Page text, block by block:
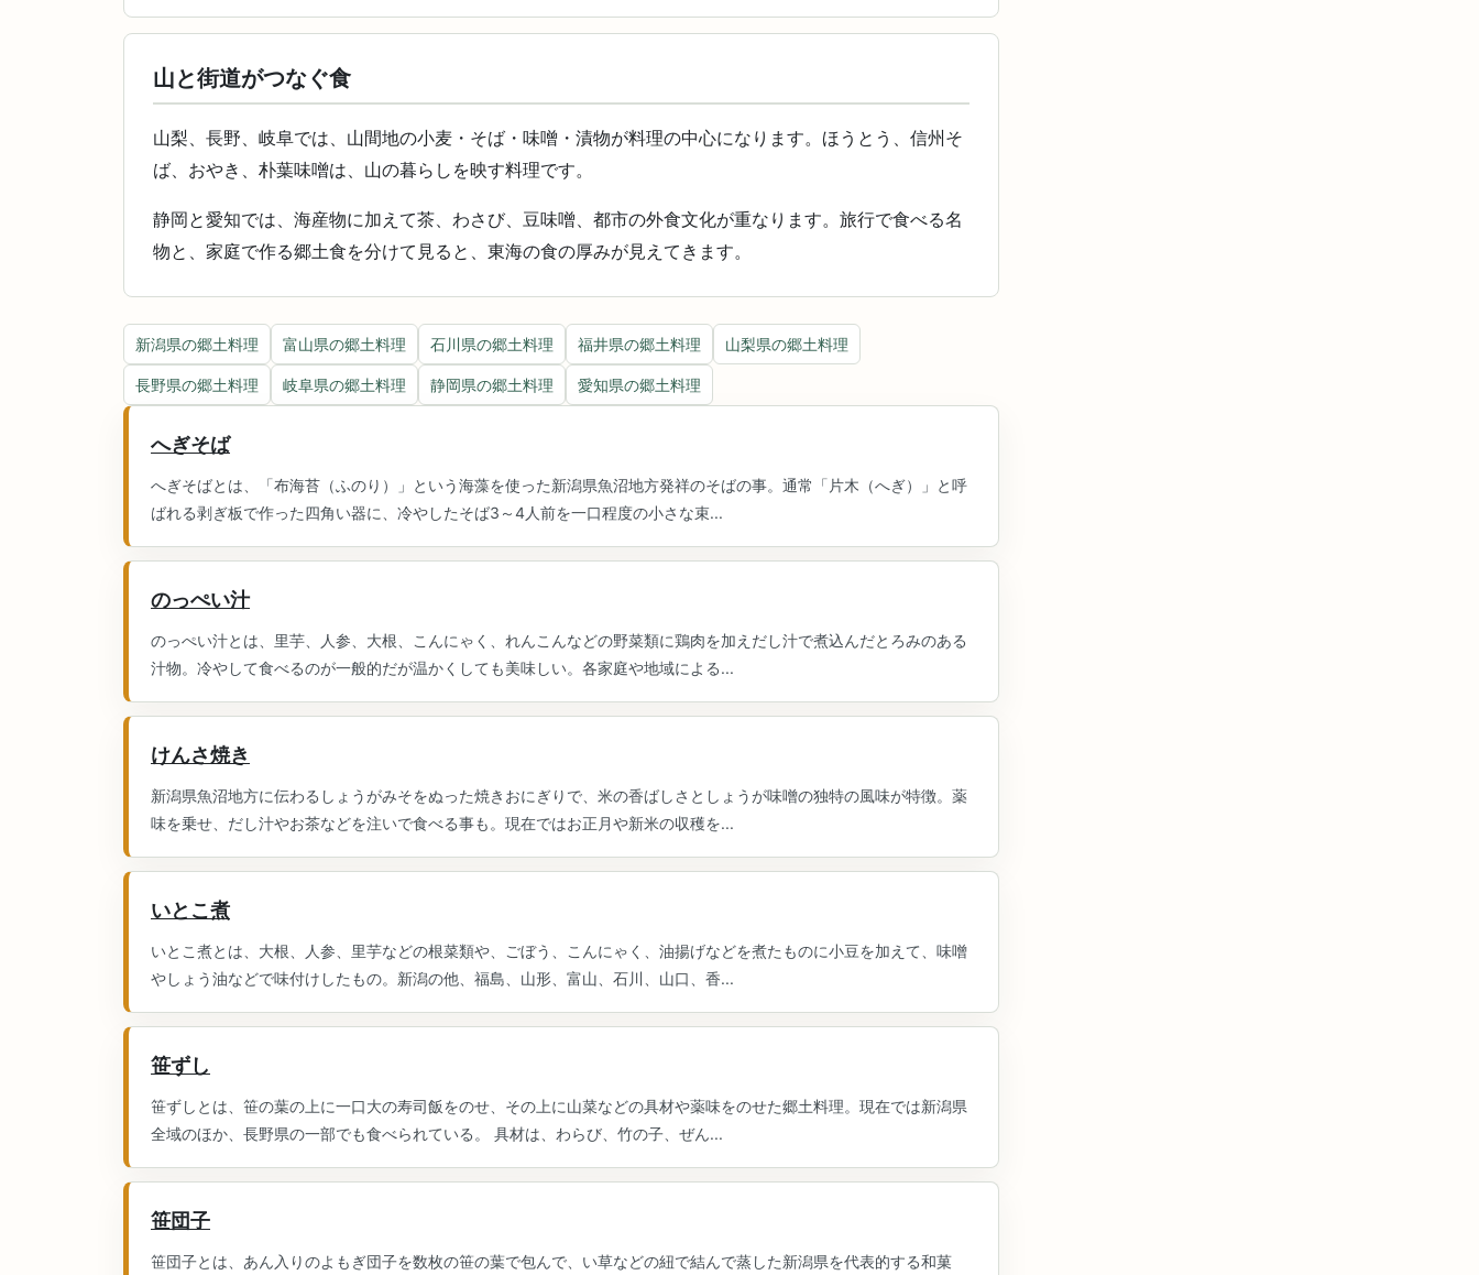
山と街道がつなぐ食
山梨、長野、岐阜では、山間地の小麦・そば・味噌・漬物が料理の中心になります。ほうとう、信州そ
ば、おやき、朴葉味噌は、山の暮らしを映す料理です。
静岡と愛知では、海産物に加えて茶、わさび、豆味噌、都市の外食文化が重なります。旅行で食べる名
物と、家庭で作る郷土食を分けて見ると、東海の食の厚みが見えてきます。
新潟県の郷土料理 富山県の郷土料理 石川県の郷土料理 福井県の郷土料理 山梨県の郷土料理
長野県の郷土料理 岐阜県の郷土料理 静岡県の郷土料理 愛知県の郷土料理
へぎそば
へぎそばとは、「布海苔（ふのり）」という海藻を使った新潟県魚沼地方発祥のそばの事。通常「片木（へぎ）」と呼
ばれる剥ぎ板で作った四角い器に、冷やしたそば3～4人前を一口程度の小さな束...
のっぺい汁
のっぺい汁とは、里芋、人参、大根、こんにゃく、れんこんなどの野菜類に鶏肉を加えだし汁で煮込んだとろみのある
汁物。冷やして食べるのが一般的だが温かくしても美味しい。各家庭や地域による...
けんさ焼き
新潟県魚沼地方に伝わるしょうがみそをぬった焼きおにぎりで、米の香ばしさとしょうが味噌の独特の風味が特徴。薬
味を乗せ、だし汁やお茶などを注いで食べる事も。現在ではお正月や新米の収穫を...
いとこ煮
いとこ煮とは、大根、人参、里芋などの根菜類や、ごぼう、こんにゃく、油揚げなどを煮たものに小豆を加えて、味噌
やしょう油などで味付けしたもの。新潟の他、福島、山形、富山、石川、山口、香...
笹ずし
笹ずしとは、笹の葉の上に一口大の寿司飯をのせ、その上に山菜などの具材や薬味をのせた郷土料理。現在では新潟県
全域のほか、長野県の一部でも食べられている。 具材は、わらび、竹の子、ぜん...
笹団子
笹団子とは、あん入りのよもぎ団子を数枚の笹の葉で包んで、い草などの紐で結んで蒸した新潟県を代表的する和菓